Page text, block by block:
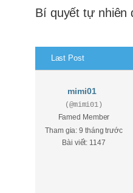
Bí quyết tự nhiên
Last Post
mimi01
(@mimi01)
Famed Member
Tham gia: 9 tháng trước
Bài viết: 1147